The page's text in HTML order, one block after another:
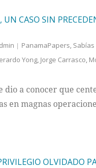
UN CASO SIN
PanamaPapers,
Yong, Jorge Carrasco,
dio a conocer que
en magnas
OLVIDADO